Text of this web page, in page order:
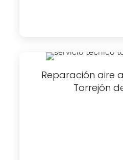
Reparación aire
Torrejón